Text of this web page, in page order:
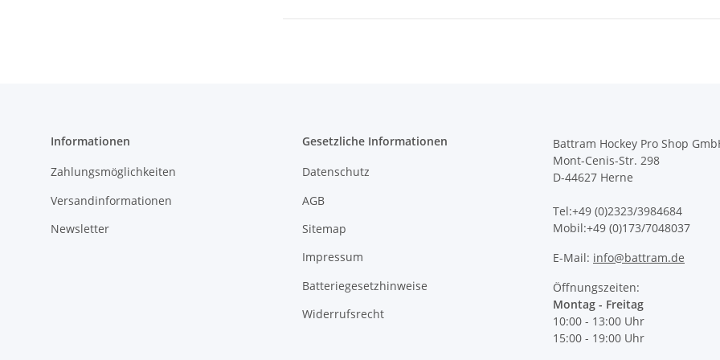
Informationen
Zahlungsmöglichkeiten
Versandinformationen
Newsletter
Gesetzliche Informationen
Datenschutz
AGB
Sitemap
Impressum
Batteriegesetzhinweise
Widerrufsrecht
Battram Hockey Pro Shop
Mont-Cenis-Str. 298
D-44627 Herne
Tel:+49 (0)2323/3984684
Mobil:+49 (0)173/7048037
E-Mail: info@battram.de
Öffnungszeiten:
Montag - Freitag
10:00 - 13:00 Uhr
15:00 - 19:00 Uhr